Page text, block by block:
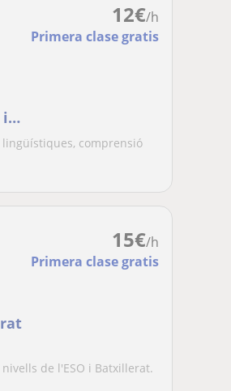
12€/h
Primera clase gratis
i
comprensió
15€/h
Primera clase gratis
de l'ESO i Batxillerat.